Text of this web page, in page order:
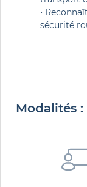
•
sécurité
Modalités :